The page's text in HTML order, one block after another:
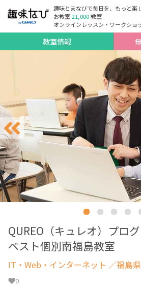
趣味とまなびで毎日を、もっと楽
お教室21,000教室
オンラインレッスン・ワークショ
教室情報
QUREO（キュレオ）プロ
ベスト個別南福島教室
IT・Web・インターネット ／福島
0